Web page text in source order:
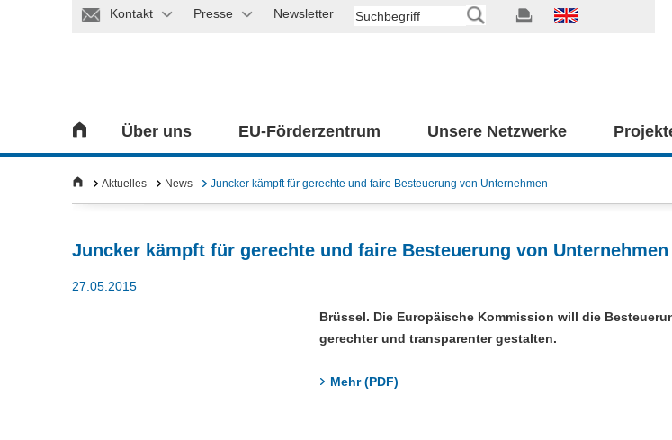
Kontakt Presse Newsletter
Über uns EU-Förderzentrum Unsere Netzwerke
Aktuelles News Juncker kämpft für gerechte und faire Besteuerung von Unternehmen
Juncker kämpft für gerechte und faire Besteuerung von Unternehmen
27.05.2015
Brüssel. Die Europäische Kommission will die
gerechter und transparenter gestalten.
Mehr (PDF)